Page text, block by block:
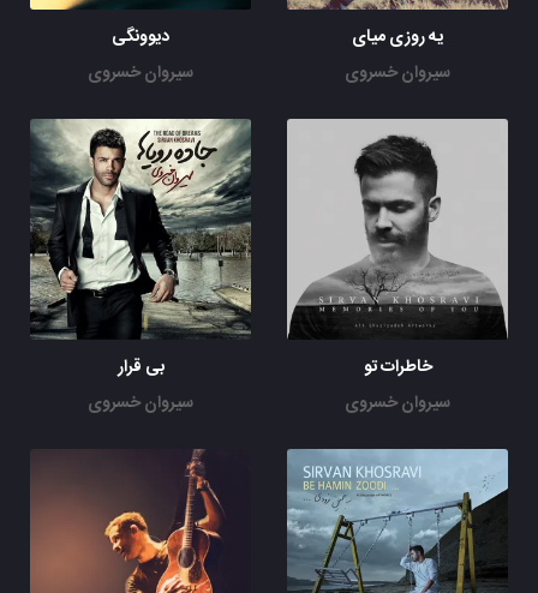
یه روزی میای
سیروان خسروی
دیوونگی
سیروان خسروی
خاطرات تو
سیروان خسروی
بی قرار
سیروان خسروی